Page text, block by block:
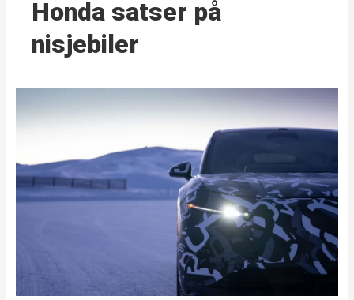
Honda satser på
nisjebiler